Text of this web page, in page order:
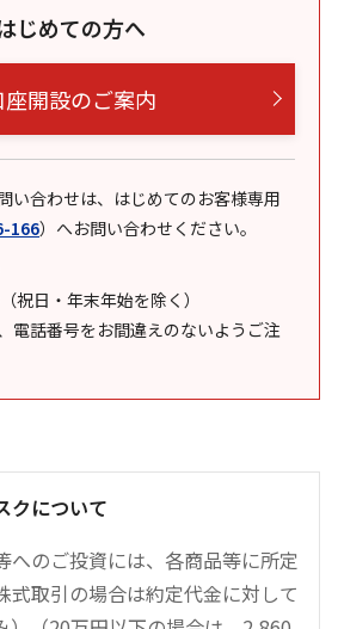
じめての方へ
座開設のご案内
い合わせは、はじめてのお客様専用
166） へお問い合わせください。
祝日・年末年始を除く）
電話番号をお間違えのないようご注
クについて
へのご投資には、各商品等に所定
式取引の場合は約定代金に対して